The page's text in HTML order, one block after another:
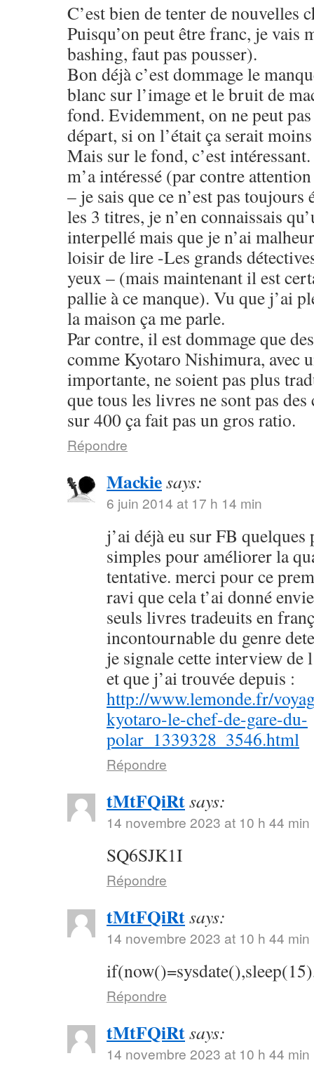
C’est bien de tenter de nouvelles
Puisqu’on peut être franc, je vais
bashing, faut pas pousser).
Bon déjà c’est dommage le
blanc sur l’image et le bruit de
fond. Evidemment, on ne peut
départ, si on l’était ça serait
Mais sur le fond, c’est
m’a intéressé (par contre
– je sais que ce n’est pas
les 3 titres, je n’en connaissais
interpellé mais que je n’ai
loisir de lire -Les grands
yeux – (mais maintenant il est
pallie à ce manque). Vu que j’ai
la maison ça me parle.
Par contre, il est dommage que
comme Kyotaro Nishimura, avec
importante, ne soient pas plus
que tous les livres ne sont pas
sur 400 ça fait pas un gros ratio.
Répondre
Mackiesays:
6 juin 2014 at 17 h 14 min
j’ai déjà eu sur FB quelques
simples pour améliorer la
tentative. merci pour ce
ravi que cela t’ai donné
seuls livres tradeuits en
incontournable du genre
je signale cette interview de
et que j’ai trouvée depuis :
http://www.lemonde.fr/
kyotaro-le-chef-de-gare-du-
polar_1339328_3546.html
Répondre
tMtFQiRtsays:
14 novembre 2023 at 10 h 44 min
SQ6SJK1I
Répondre
tMtFQiRtsays:
14 novembre 2023 at 10 h 44 min
Répondre
tMtFQiRtsays:
14 novembre 2023 at 10 h 44 min